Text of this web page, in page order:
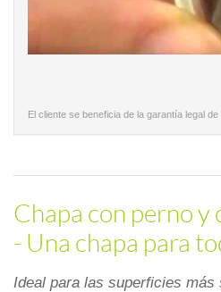
El cliente se beneficia de la garantía legal
Chapa con perno y
- Una chapa para
Ideal para las superficies más